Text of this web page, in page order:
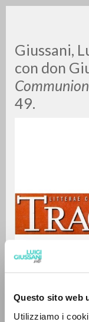
Questo sito web
Utilizziamo i
Giussani,
con don
49.
0